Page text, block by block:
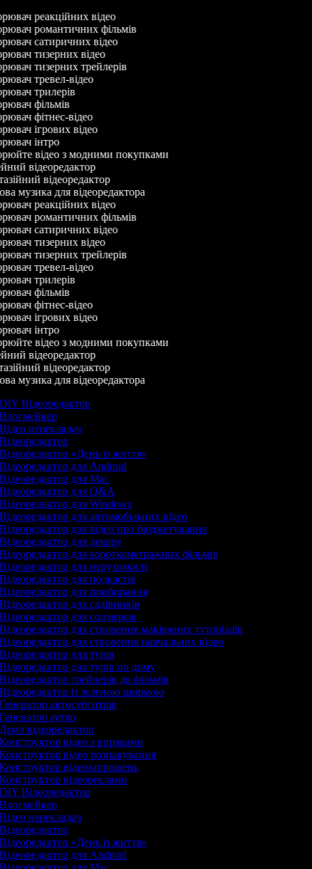
реакційних відео
романтичних фільмів
сатиричних відео
тизерних відео
тизерних трейлерів
тревел-відео
трилерів
фільмів
фітнес-відео
ігрових відео
інтро
відео з модними покупками
відеоредактор
відеоредактор
музика для відеоредактора
реакційних відео
романтичних фільмів
сатиричних відео
тизерних відео
тизерних трейлерів
тревел-відео
трилерів
фільмів
фітнес-відео
ігрових відео
інтро
відео з модними покупками
відеоредактор
відеоредактор
музика для відеоредактора
Відеоредактор
перекладач
«День із життя»
для Android
для Mac
для Q&A
для Windows
для автомобільних відео
для відео про бюджетування
для декору
для короткометражних фільмів
для нерухомості
для подкастів
для прибирання
для садівників
для соцмереж
для створення макіяжних туторіалів
для створення навчальних відео
для турів
для турів по дому
трейлерів до фільмів
із зеленою ширмою
автосубтитрів
аутро
відеоредактор
відео з вправами
відео розпакування
відеозапрошень
відеореклами
Відеоредактор
перекладач
«День із життя»
для Android